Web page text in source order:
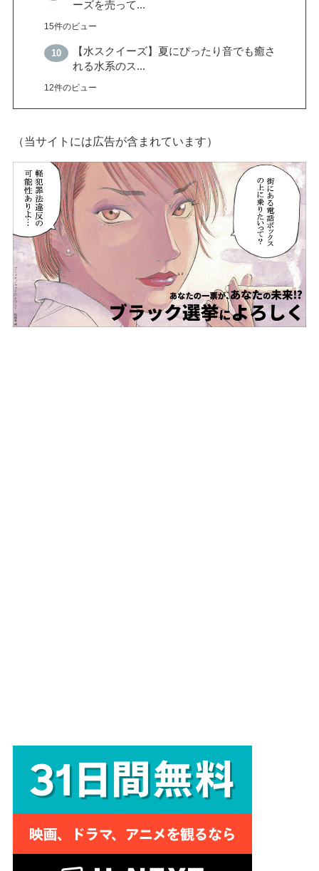
ーズを売って...
15件のビュー
【水スクイーズ】夏にぴったり音でも癒さ
れる水系のス...
12件のビュー
（当サイトには広告が含まれています）